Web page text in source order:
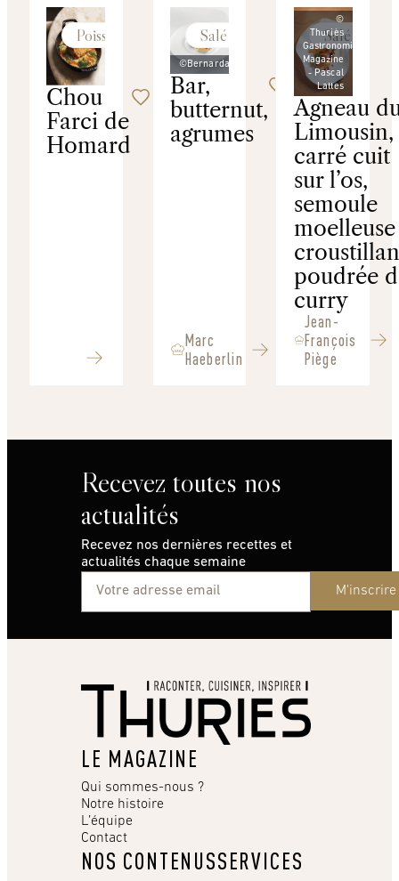
Poissons
Chou
Farci de
Homard
©Bernardaud
Salé
Bar,
butternut,
agrumes
Marc
Haeberlin
©
Thuriès
Gastronomie
Magazine
- Pascal
Lattes
Salé
Agneau
Limousin,
carré cuit
sur l’os,
semoule
poudrée
curry
Jean-
François
Piège
Recevez toutes nos
actualités
Recevez nos dernières recettes et
actualités chaque semaine
M'inscrire
LE MAGAZINE
Qui sommes-nous ?
Notre histoire
L’équipe
Contact
NOS CONTENUSSERVICES